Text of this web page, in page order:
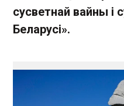
сусветнай вайны і
Беларусі».